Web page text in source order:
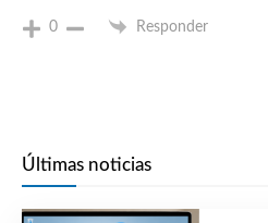
0 Responder
Últimas noticias